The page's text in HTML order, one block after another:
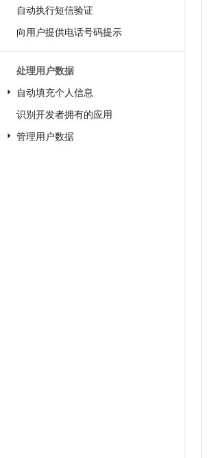
自动执行短信验证
向用户提供电话号码提示
处理用户数据
自动填充个人信息
识别开发者拥有的应用
管理用户数据